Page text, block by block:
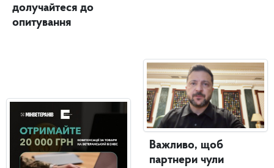
долучайтеся до
опитування
Важливо, щоб
партнери чули